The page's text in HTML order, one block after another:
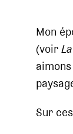
Mon
(voir
Sur